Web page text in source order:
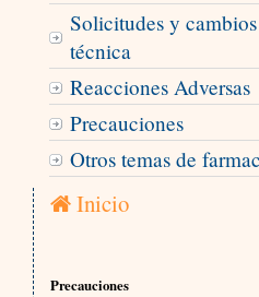
Solicitudes y
técnica
Reacciones Adversas
Precauciones
Otros temas de
Inicio
Precauciones